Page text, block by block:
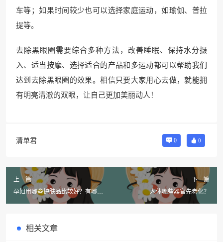
车等；如果时间较少也可以选择家庭运动，如瑜伽、普拉
提等。
去除黑眼圈需要综合多种方法，改善睡眠、保持水分摄
入、适当按摩、选择适合的产品和多运动都可以帮助我们
达到去除黑眼圈的效果。相信只要大家用心去做，就能拥
有明亮清澈的双眼，让自己更加美丽动人！
清单君 0 0
上一篇
孕妇用哪些护肤品比较好？有哪些
专业品牌？
下一篇
人体哪些器官先老化？
相关文章